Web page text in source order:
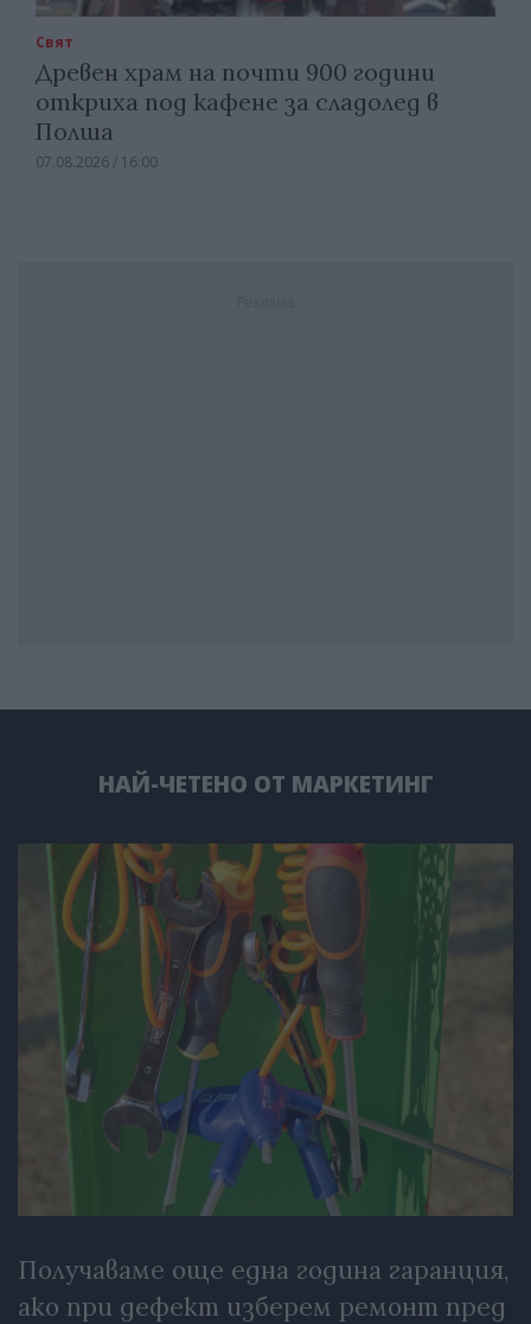
Свят
Древен храм на почти 900 години
откриха под кафене за сладолед в
Полша
07.08.2026 / 16:00
НАЙ-ЧЕТЕНО ОТ МАРКЕТИНГ
Получаваме още една година гаранция,
ако при дефект изберем ремонт пред